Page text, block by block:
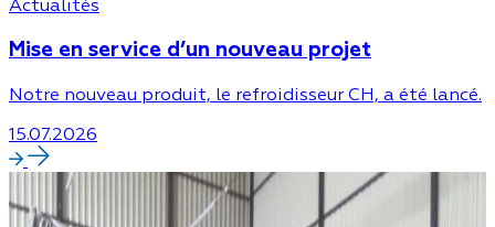
Actualités
Mise en service d’un nouveau projet
Notre nouveau produit, le refroidisseur CH, a été lancé.
15.07.2026